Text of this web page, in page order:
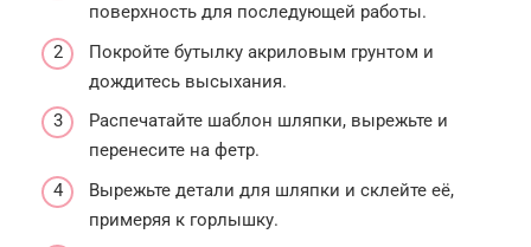
поверхность для последующей работы.
Покройте бутылку акриловым грунтом и
дождитесь высыхания.
Распечатайте шаблон шляпки, вырежьте и
перенесите на фетр.
Вырежьте детали для шляпки и склейте её,
примеряя к горлышку.